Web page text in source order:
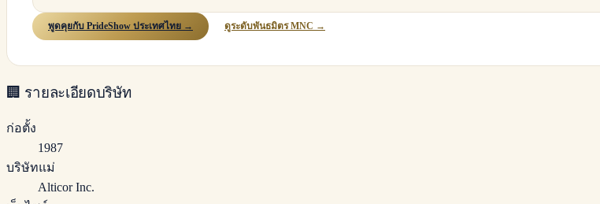
พูดคุยกับ PrideShow ประเทศไทย → ดูระดับพันธมิตร MNC →
🏢 รายละเอียดบริษัท
ก่อตั้ง
1987
บริษัทแม่
Alticor Inc.